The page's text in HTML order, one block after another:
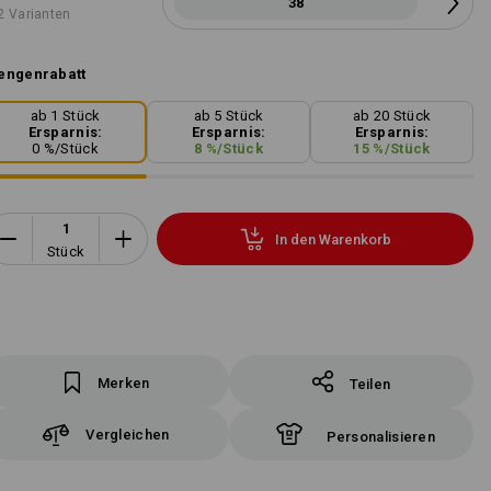
Varianten
ab 1 Stück
Ersparnis:
0 %/Stück
ab 5 Stück
Ersparnis:
8 %/Stück
ab 20 Stück
Ersparnis:
15 %/Stück
Stück
In den Warenkorb
Merken Teilen
Vergleichen Personalisieren